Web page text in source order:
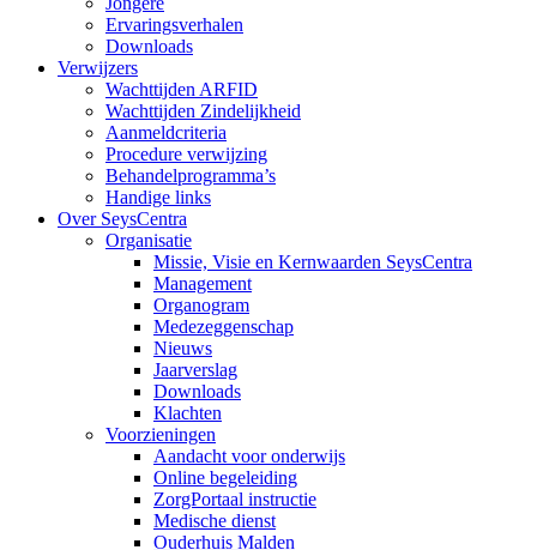
Ervaringsverhalen
Downloads
Verwijzers
Wachttijden ARFID
Wachttijden Zindelijkheid
Aanmeldcriteria
Procedure verwijzing
Behandelprogramma’s
Handige links
Over SeysCentra
Organisatie
Missie, Visie en Kernwaarden SeysCentra
Management
Organogram
Medezeggenschap
Nieuws
Jaarverslag
Downloads
Klachten
Voorzieningen
Aandacht voor onderwijs
Online begeleiding
ZorgPortaal instructie
Medische dienst
Ouderhuis Malden